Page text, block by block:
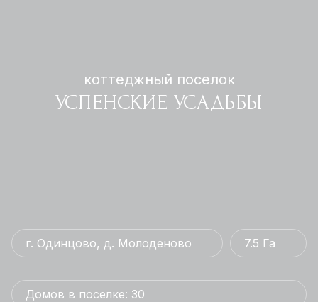
коттеджный поселок
УСПЕНСКИЕ УСАДЬБЫ
г. Одинцово, д. Молоденово 7.5 Га
Домов в поселке: 30